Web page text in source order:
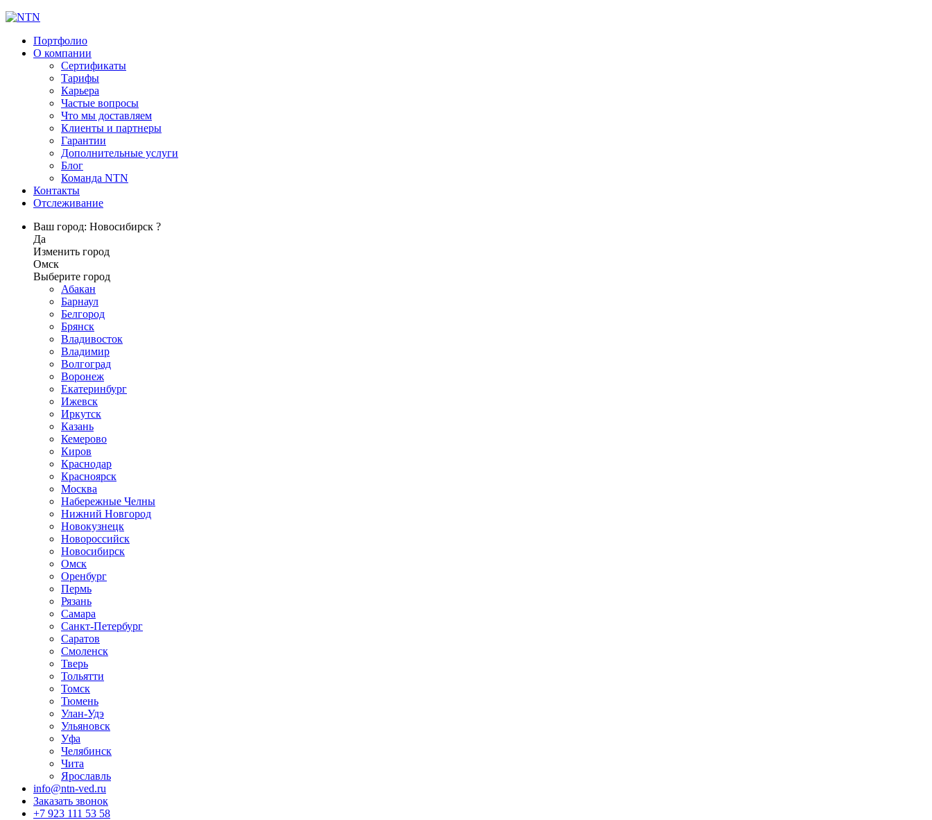
Портфолио
О компании
Сертификаты
Тарифы
Карьера
Частые вопросы
Что мы доставляем
Клиенты и партнеры
Гарантии
Дополнительные услуги
Блог
Команда NTN
Контакты
Отслеживание
Ваш город: Новосибирск ?
Да
Изменить город
Омск
Выберите город
Абакан
Барнаул
Белгород
Брянск
Владивосток
Владимир
Волгоград
Воронеж
Екатеринбург
Ижевск
Иркутск
Казань
Кемерово
Киров
Краснодар
Красноярск
Москва
Набережные Челны
Нижний Новгород
Новокузнецк
Новороссийск
Новосибирск
Омск
Оренбург
Пермь
Рязань
Самара
Санкт-Петербург
Саратов
Смоленск
Тверь
Тольятти
Томск
Тюмень
Улан-Удэ
Ульяновск
Уфа
Челябинск
Чита
Ярославль
info@ntn-ved.ru
Заказать звонок
+7 923 111 53 58